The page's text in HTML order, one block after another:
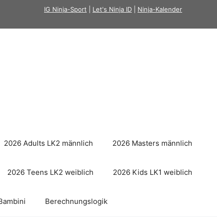
IG Ninja-Sport Let's Ninja ID Ninja-Kalender
2026 Adults LK2 männlich 2026 Masters männlich
2026 Teens LK2 weiblich 2026 Kids LK1 weiblich
Berechnungslogik